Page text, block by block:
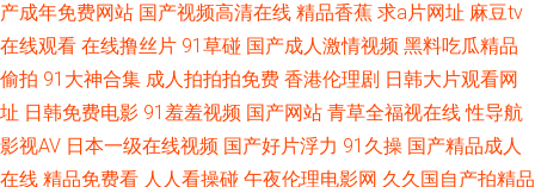
电影 影音先锋亚洲f区 91看黄色在线 91九色蝌蚪绿帽人妻 91小情侣操逼刺
激 95福利在线 91偷拍网123 91小视频 91免费网站观看 91绯色视频系列
91po在线观看 91资源公开在线 www91在线后入 不卡二区 91在线视频新网
产成年免费网站 国产视频高清在线 精品香蕉 求a片网址 麻豆tv
在线观看 在线撸丝片 91草碰 国产成人激情视频 黑料吃瓜精品
偷拍 91大神合集 成人拍拍拍免费 香港伦理剧 日韩大片观看网
址 日韩免费电影 91羞羞视频 国产网站 青草全福视在线 性导航
影视AV 日本一级在线视频 国产好片浮力 91久操 国产精品成人
在线 精品免费看 人人看操碰 午夜伦理电影网 久久国自产拍精品